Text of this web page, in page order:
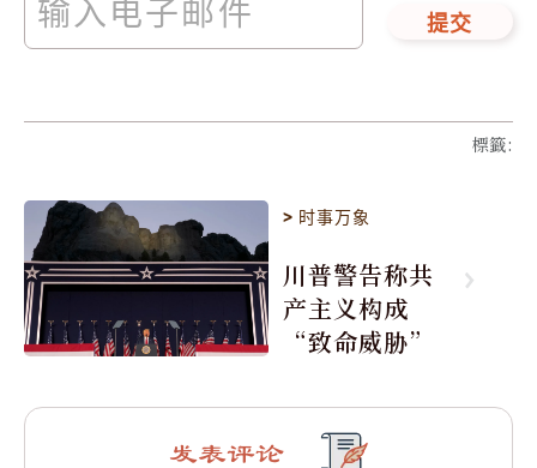
提交
標籤:
> 时事万象
川普警告称共
产主义构成
“致命威胁”
发表评论